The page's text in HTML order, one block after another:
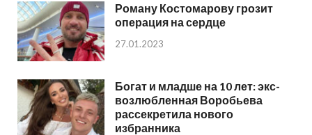
Роману Костомарову грозит
операция на сердце
27.01.2023
Богат и младше на 10 лет: экс-
возлюбленная Воробьева
рассекретила нового
избранника